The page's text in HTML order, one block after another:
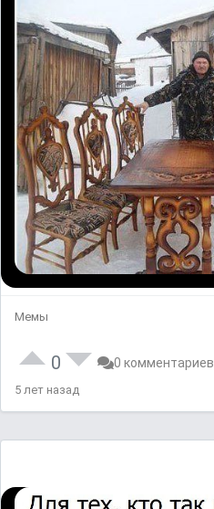
Мемы
0 0 комментариев
5 лет назад